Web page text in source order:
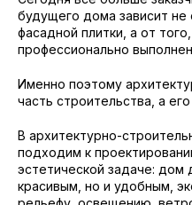
будущего дома зависит не
фасадной плитки, а от
профессионально
Именно поэтому
часть строительства, а
В архитектурно-
подходим к
эстетической задаче: дом
красивым, но и удобным,